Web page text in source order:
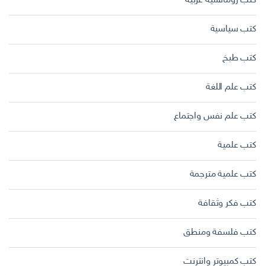
كتب سياسية
كتب طبخ
كتب علم اللغة
كتب علم نفس واجتماع
كتب علمية
كتب علمية مترجمة
كتب فكر وثقافة
كتب فلسفة ومنطق
كتب كمبيوتر وانترنت